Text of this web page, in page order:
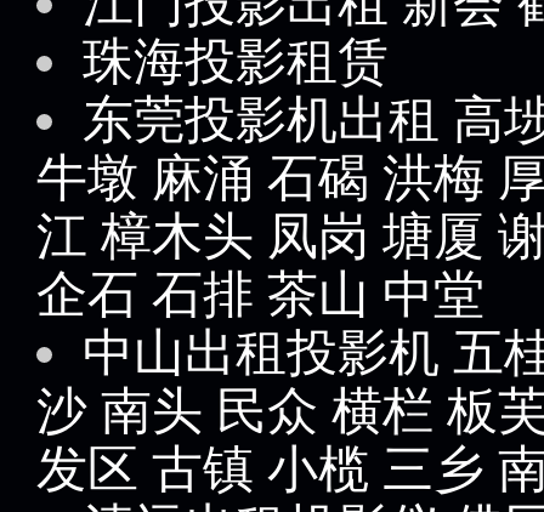
珠海投影租赁
东莞投影机出租 高
牛墩 麻涌 石碣 洪梅
江 樟木头 凤岗 塘厦
企石 石排 茶山 中堂
中山出租投影机 五
沙 南头 民众 横栏 板
发区 古镇 小榄 三乡